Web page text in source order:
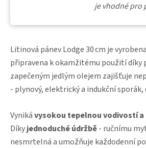
je vhodné pro
Litinová pánev Lodge 30 cm je
připravena k okamžitému použití díky
zapečeným jedlým olejem zajišťuje
- plynový, elektrický a indukční
Vynikávysokou tepelnou vodivostí
Díkyjednoduché údržbě- ručnímu
nesmrtelná a umožňuje každodenní